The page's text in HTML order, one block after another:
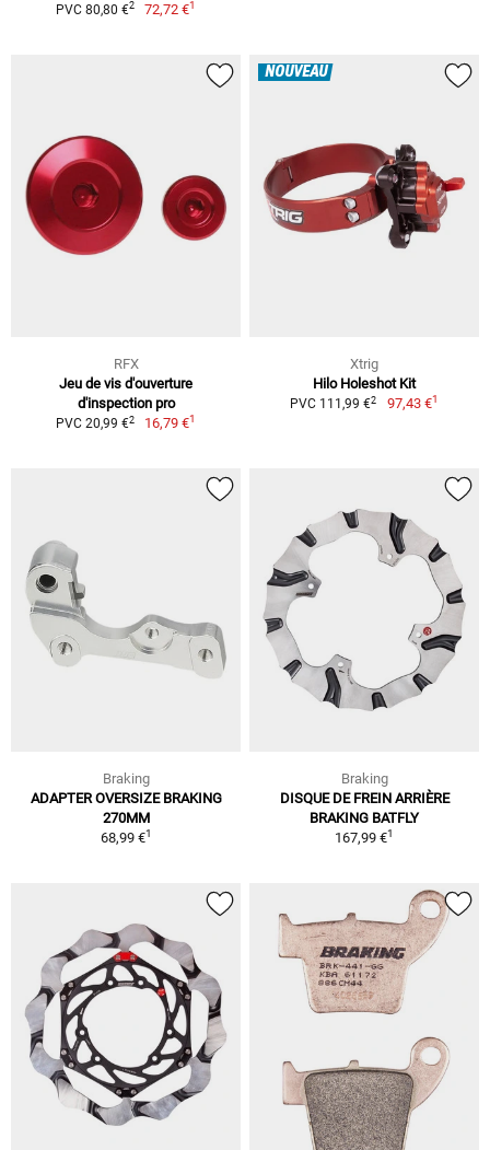
PVC 80,80 €2 72,72 €1
RFX
Jeu de vis d'ouverture
d'inspection pro
PVC 20,99 €2 16,79 €1
NOUVEAU
Xtrig
Hilo Holeshot Kit
PVC 111,99 €2 97,43 €1
Braking
ADAPTER OVERSIZE BRAKING
270MM
68,99 €1
Braking
DISQUE DE FREIN ARRIÈRE
BRAKING BATFLY
167,99 €1